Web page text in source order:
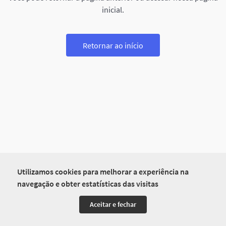
Utilizamos cookies para melhorar a experiência na
navegação e obter estatísticas das visitas
Aceitar e fechar
inicial.
Retornar ao início